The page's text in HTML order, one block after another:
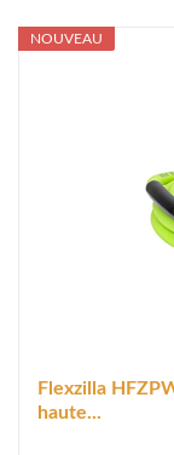
NOUVEAU
Flexzilla
haute...